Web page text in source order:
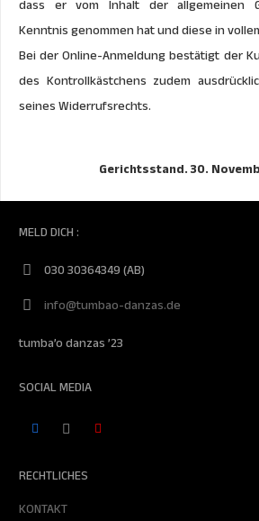
dass er vom Inhalt der allgemeinen
Kenntnis genommen hat und diese in
Bei der Online-Anmeldung bestätigt der
des Kontrollkästchens zudem
seines Widerrufsrechts.
Gerichtsstand. 30.
MELD DICH :
030 30364349 (AB)
info@tumbao-danzas.de
tumba’o danzas ’23
SOCIAL MEDIA
RECHTLICHES
KONTAKT